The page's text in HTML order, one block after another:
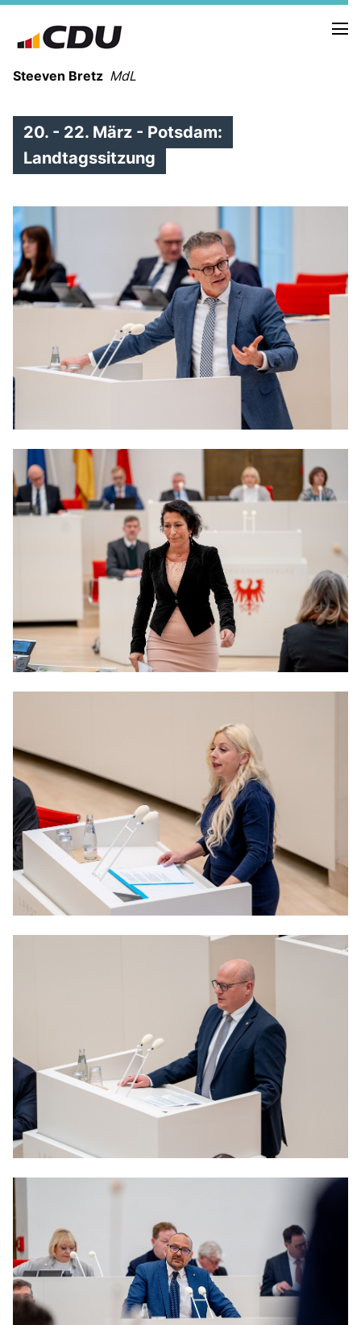
Steeven Bretz MdL
WAHLKREISBESUCHE
PRESSEFOTOS
MEIN BÜRGERBÜRO
MEIN WAHLKREIS
ZIELE
Redebeiträge
Anträge CDU
CDU Deutschland
CDU Fraktion im Brandenburger Landtag
CDU Brandenburg
CDU Potsdam
20. - 22. März - Potsdam:
Landtagssitzung